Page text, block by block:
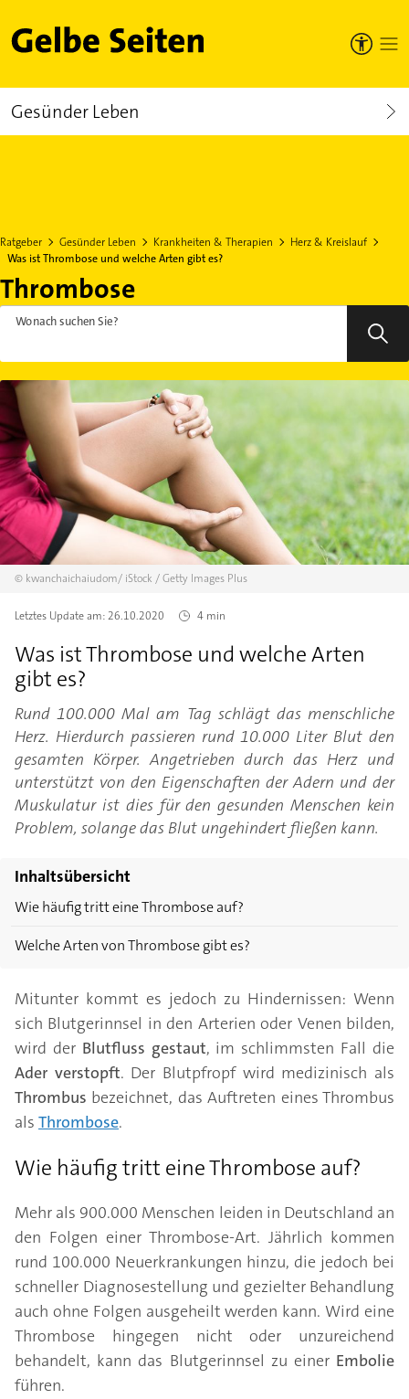
Gelbe Seiten
Gesünder Leben
Ratgeber Gesünder Leben Krankheiten & Therapien
Herz & Kreislauf
Was ist Thrombose und welche Arten gibt es?
Thrombose
Wonach suchen Sie?
© kwanchaichaiudom/ iStock / Getty Images Plus
Letztes Update am:26.10.2020 4 min
Was ist Thrombose und welche Arten
gibt es?
Rund 100.000 Mal am Tag schlägt das menschliche
Herz. Hierdurch passieren rund 10.000 Liter Blut den
gesamten Körper. Angetrieben durch das Herz und
unterstützt von den Eigenschaften der Adern und der
Muskulatur ist dies für den gesunden Menschen kein
Problem, solange das Blut ungehindert fließen kann.
Inhaltsübersicht
Wie häufig tritt eine Thrombose auf?
Welche Arten von Thrombose gibt es?
Mitunter kommt es jedoch zu Hindernissen: Wenn
sich Blutgerinnsel in den Arterien oder Venen bilden,
wird der Blutfluss gestaut, im schlimmsten Fall die
Ader verstopft. Der Blutpfropf wird medizinisch als
Thrombus bezeichnet, das Auftreten eines Thrombus
als Thrombose.
Wie häufig tritt eine Thrombose auf?
Mehr als 900.000 Menschen leiden in Deutschland an
den Folgen einer Thrombose-Art. Jährlich kommen
rund 100.000 Neuerkrankungen hinzu, die jedoch bei
schneller Diagnosestellung und gezielter Behandlung
auch ohne Folgen ausgeheilt werden kann. Wird eine
Thrombose hingegen nicht oder unzureichend
behandelt, kann das Blutgerinnsel zu einer Embolie
führen.